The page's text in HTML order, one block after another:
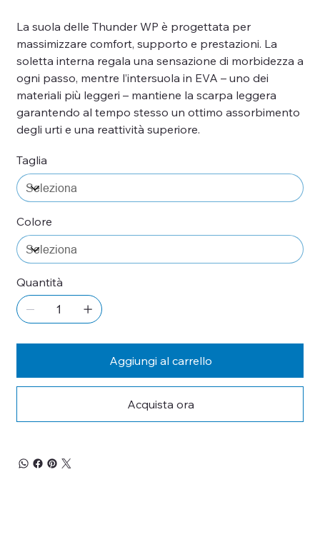
La suola delle Thunder WP è progettata per
massimizzare comfort, supporto e prestazioni. La
soletta interna regala una sensazione di morbidezza a
ogni passo, mentre l’intersuola in EVA – uno dei
materiali più leggeri – mantiene la scarpa leggera
garantendo al tempo stesso un ottimo assorbimento
degli urti e una reattività superiore.
Taglia
Colore
Quantità
Aggiungi al carrello
Acquista ora